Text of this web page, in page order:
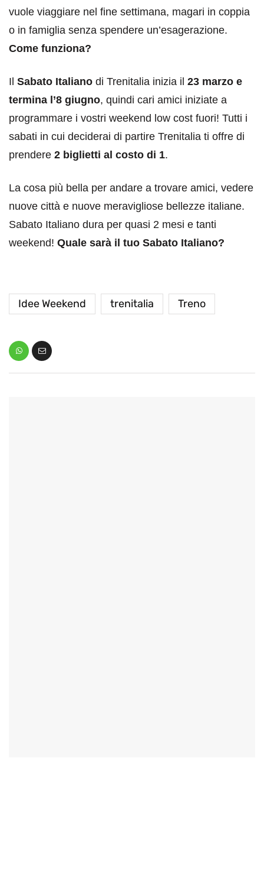
vuole viaggiare nel fine settimana, magari in coppia
o in famiglia senza spendere un’esagerazione.
Come funziona?
Il Sabato Italiano di Trenitalia inizia il 23 marzo e
termina l’8 giugno, quindi cari amici iniziate a
programmare i vostri weekend low cost fuori! Tutti i
sabati in cui deciderai di partire Trenitalia ti offre di
prendere 2 biglietti al costo di 1.
La cosa più bella per andare a trovare amici, vedere
nuove città e nuove meravigliose bellezze italiane.
Sabato Italiano dura per quasi 2 mesi e tanti
weekend! Quale sarà il tuo Sabato Italiano?
Idee Weekend trenitalia Treno